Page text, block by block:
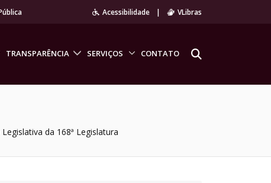
Acessibilidade | VLibras
TRANSPARÊNCIA SERVIÇOS CONTATO
da 168ª Legislatura